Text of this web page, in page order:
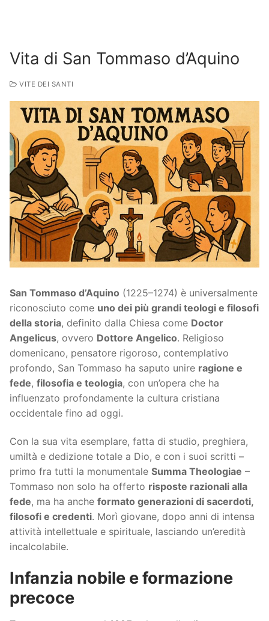
Vita di San Tommaso d’Aquino
VITE DEI SANTI
San Tommaso d’Aquino (1225–1274) è universalmente
riconosciuto come uno dei più grandi teologi e filosofi
della storia, definito dalla Chiesa come Doctor
Angelicus, ovvero Dottore Angelico. Religioso
domenicano, pensatore rigoroso, contemplativo
profondo, San Tommaso ha saputo unire ragione e
fede, filosofia e teologia, con un’opera che ha
influenzato profondamente la cultura cristiana
occidentale fino ad oggi.
Con la sua vita esemplare, fatta di studio, preghiera,
umiltà e dedizione totale a Dio, e con i suoi scritti –
primo fra tutti la monumentale Summa Theologiae –
Tommaso non solo ha offerto risposte razionali alla
fede, ma ha anche formato generazioni di sacerdoti,
filosofi e credenti. Morì giovane, dopo anni di intensa
attività intellettuale e spirituale, lasciando un’eredità
incalcolabile.
Infanzia nobile e formazione
precoce